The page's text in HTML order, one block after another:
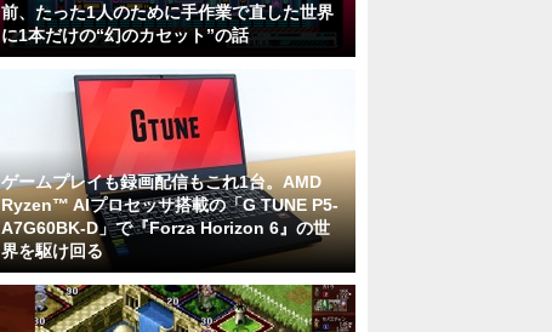
前、たった1人のために手作業で直した世界
に1本だけの“幻のカセット”の話
ゲームプレイも録画配信もこれ1台。AMD
Ryzen™ AIプロセッサ搭載の「G TUNE P5-
A7G60BK-D」で『Forza Horizon 6』の世
界を駆け回る